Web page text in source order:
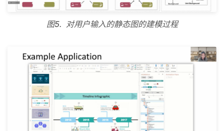
图5. 对用户输入的静态图的建模过程